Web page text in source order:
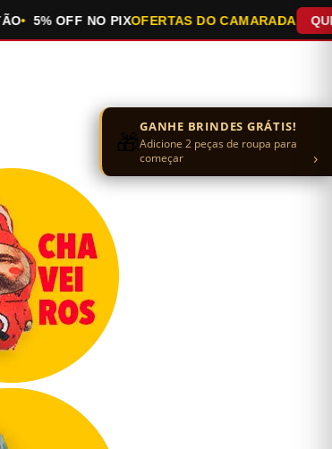
5% OFF NO PIXOFERTAS DO CAMARADA
🎁GANHE BRINDES GRÁTIS!
Adicione 2 peças de roupa para
começar
›